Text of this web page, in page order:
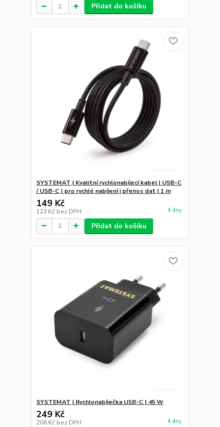
Přidat do košíku
SYSTEMAT | Kvalitní rychlonabíjecí kabel | USB-C
/ USB-C | pro rychlé nabíjení i přenos dat | 1 m
149 Kč
123 Kč bez DPH 4 dny
Přidat do košíku
SYSTEMAT | Rychlonabíječka USB-C | 45 W
249 Kč
206 Kč bez DPH 4 dny